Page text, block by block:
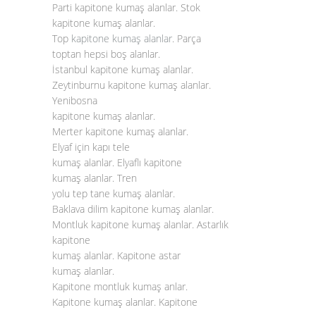
Parti kapitone kumaş alanlar. Stok
kapitone kumaş alanlar.
Top kapitone kumaş alanlar. Parça
toptan hepsi boş alanlar.
İstanbul kapitone kumaş alanlar.
Zeytinburnu kapitone kumaş alanlar.
Yenibosna
kapitone kumaş alanlar.
Merter kapitone kumaş alanlar.
Elyaf için kapı tele
kumaş alanlar. Elyaflı kapitone
kumaş alanlar. Tren
yolu tep tane kumaş alanlar.
Baklava dilim kapitone kumaş alanlar.
Montluk kapitone kumaş alanlar. Astarlık
kapitone
kumaş alanlar. Kapitone astar
kumaş alanlar.
Kapitone montluk kumaş anlar.
Kapitone kumaş alanlar. Kapitone